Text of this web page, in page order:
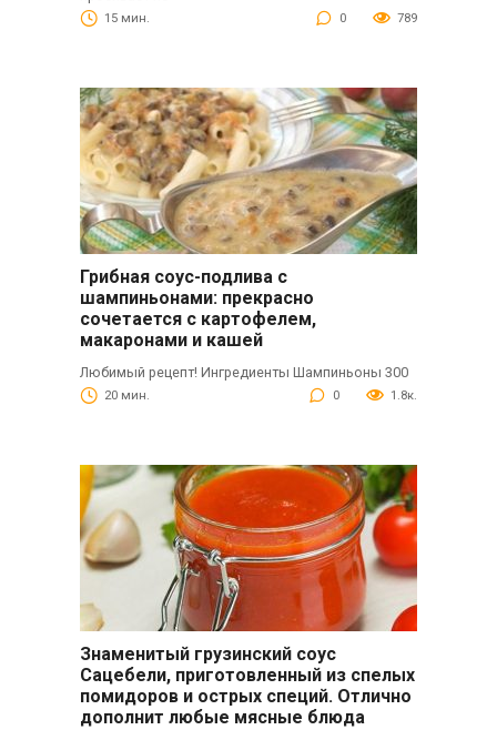
15 мин. 0 789
Грибная соус-подлива с
шампиньонами: прекрасно
сочетается с картофелем,
макаронами и кашей
Любимый рецепт! Ингредиенты Шампиньоны 300
20 мин. 0 1.8к.
Знаменитый грузинский соус
Сацебели, приготовленный из спелых
помидоров и острых специй. Отлично
дополнит любые мясные блюда